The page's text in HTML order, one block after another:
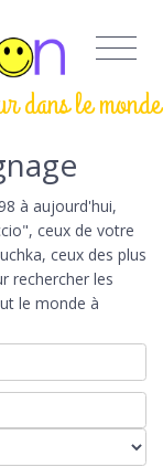
dans le monde
à aujourd'hui,
ceux de votre
ceux des plus
rechercher les
le monde à